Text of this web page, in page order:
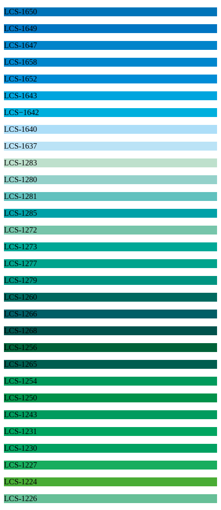
LCS-1650
LCS-1649
LCS-1647
LCS-1658
LCS-1652
LCS-1643
LCS−1642
LCS-1640
LCS-1637
LCS-1283
LCS-1280
LCS-1281
LCS-1285
LCS-1272
LCS-1273
LCS-1277
LCS-1279
LCS-1260
LCS-1266
LCS-1268
LCS-1256
LCS-1265
LCS-1254
LCS-1250
LCS-1243
LCS-1231
LCS-1230
LCS-1227
LCS-1224
LCS-1226